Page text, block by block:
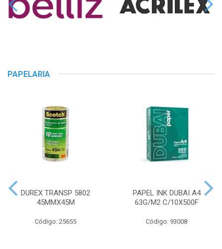
PAPELARIA
DUREX TRANSP 5802
45MMX45M
Código: 25655
PAPEL INK DUBAI A4
63G/M2 C/10X500F
Código: 93008